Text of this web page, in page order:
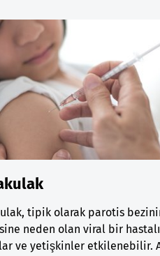
tipik olarak parotis
neden olan viral bir
ve yetişkinler etkilenebilir.